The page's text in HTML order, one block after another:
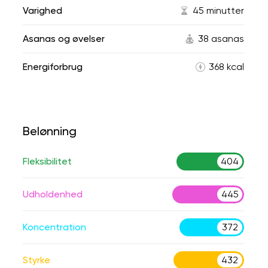
Varighed 45 minutter
Asanas og øvelser 38 asanas
Energiforbrug 368 kcal
Belønning
Fleksibilitet 404
Udholdenhed 445
Koncentration 372
Styrke 432